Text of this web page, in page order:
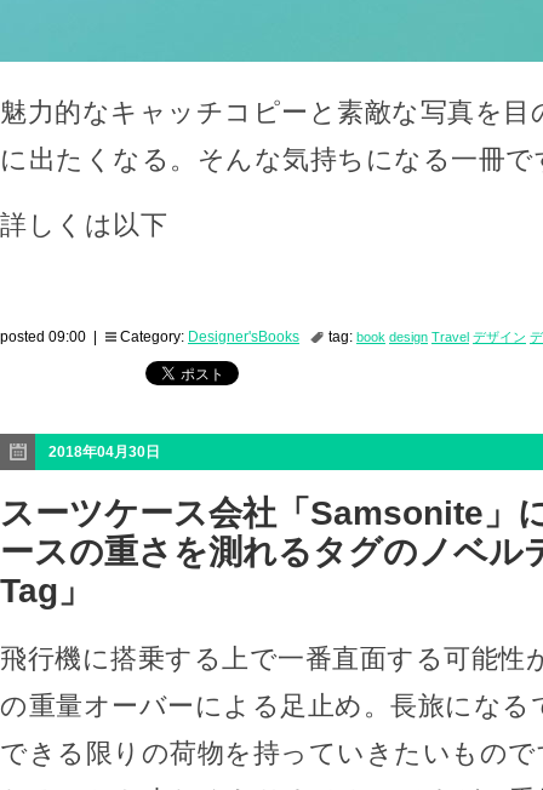
魅力的なキャッチコピーと素敵な写真を目
に出たくなる。そんな気持ちになる一冊で
詳しくは以下
posted 09:00 | Category: Designer'sBooks tag: book design Travel デザイン
2018年04月30日
スーツケース会社「Samsonite」
ースの重さを測れるタグのノベル
Tag」
飛行機に搭乗する上で一番直面する可能性
の重量オーバーによる足止め。長旅になる
できる限りの荷物を持っていきたいもの